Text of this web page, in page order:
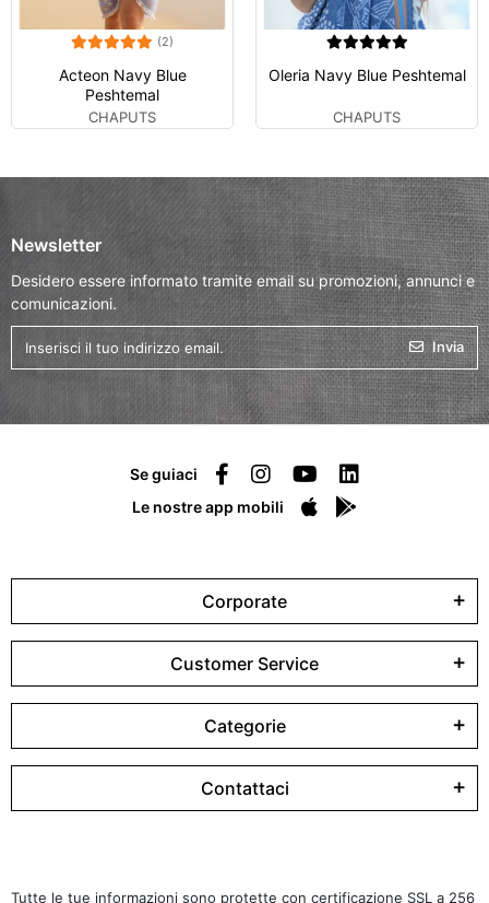
(2)
Acteon Navy Blue
Peshtemal
CHAPUTS
Oleria Navy Blue Peshtemal
CHAPUTS
Newsletter
Desidero essere informato tramite email su promozioni, annunci e
comunicazioni.
Invia
Se guiaci
Le nostre app mobili
Corporate
Customer Service
Categorie
Contattaci
Tutte le tue informazioni sono protette con certificazione SSL a 256